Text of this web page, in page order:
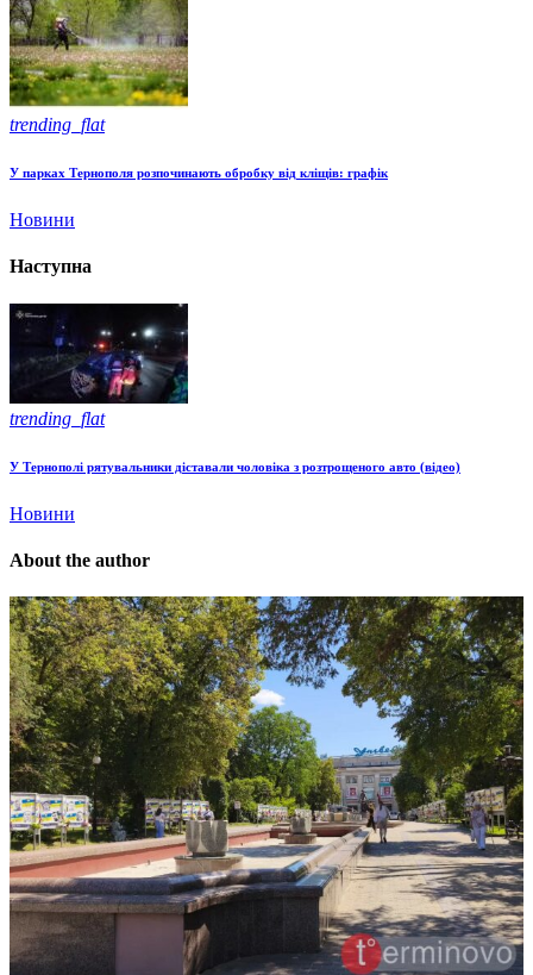
trending_flat
У парках Тернополя розпочинають обробку від кліщів: графік
Новини
Наступна
trending_flat
У Тернополі рятувальники діставали чоловіка з розтрощеного авто (відео)
Новини
About the author